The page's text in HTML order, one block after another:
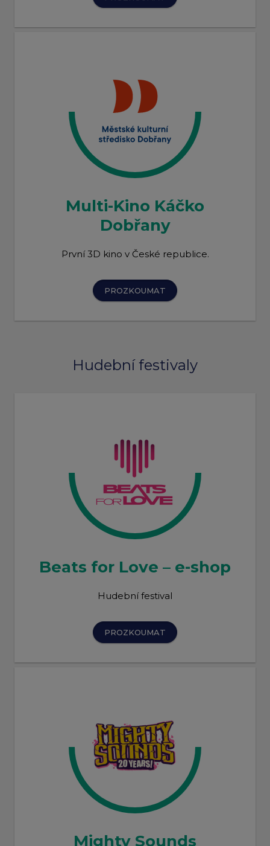
Multi-Kino Káčko
Dobřany
První 3D kino v České republice.
PROZKOUMAT
Hudební festivaly
Beats for Love – e-shop
Hudební festival
PROZKOUMAT
Mighty Sounds